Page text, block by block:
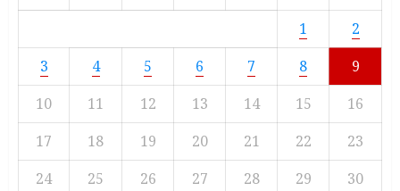
1
2
3
4 5 6 7 8
9
10
11 12 13 14 15
16
17
18 19 20 21 22
23
24
25 26 27 28 29
30